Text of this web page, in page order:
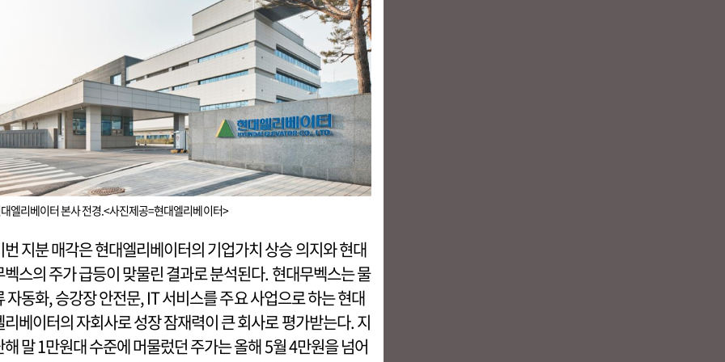
엘리베이터 본사 전경.<사진제공=현대엘리베이터>
번 지분 매각은 현대엘리베이터의 기업가치 상승 의지와 현대
벡스의 주가 급등이 맞물린 결과로 분석된다. 현대무벡스는 물
자동화, 승강장 안전문, IT 서비스를 주요 사업으로 하는 현대
리베이터의 자회사로 성장 잠재력이 큰 회사로 평가받는다. 지
해 말 1만원대 수준에 머물렀던 주가는 올해 5월 4만원을 넘어